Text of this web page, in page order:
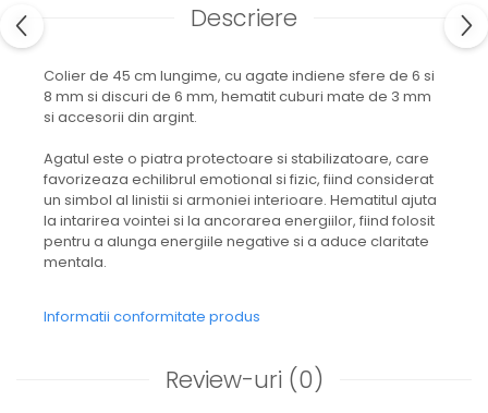
Descriere
Colier de 45 cm lungime, cu agate indiene sfere de 6 si
8 mm si discuri de 6 mm, hematit cuburi mate de 3 mm
si accesorii din argint.
Agatul este o piatra protectoare si stabilizatoare, care
favorizeaza echilibrul emotional si fizic, fiind considerat
un simbol al linistii si armoniei interioare. Hematitul ajuta
la intarirea vointei si la ancorarea energiilor, fiind folosit
pentru a alunga energiile negative si a aduce claritate
mentala.
Informatii conformitate produs
Review-uri (0)